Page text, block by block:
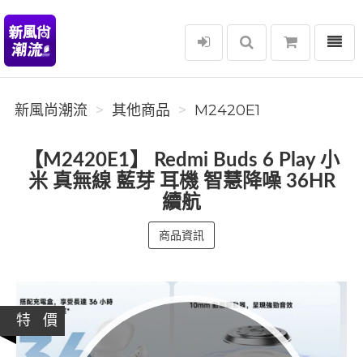
新風尚潮流
選單
新風尚潮流 其他商品 M2420E1
【M2420E1】 Redmi Buds 6 Play 小
米 真無線 藍芽 耳機 智慧降噪 36HR
續航
商品資訊
特 價